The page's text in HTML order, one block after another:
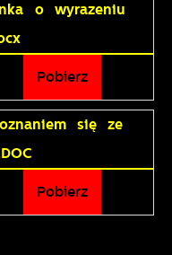
o wyrazeniu
Pobierz
się ze
Pobierz